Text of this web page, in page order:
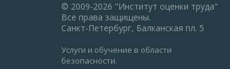
© 2009-2026 "Институт оценки труда"
Все права защищены.
Санкт-Петербург, Балканская пл. 5
Услуги и обучение в области
безопасности.